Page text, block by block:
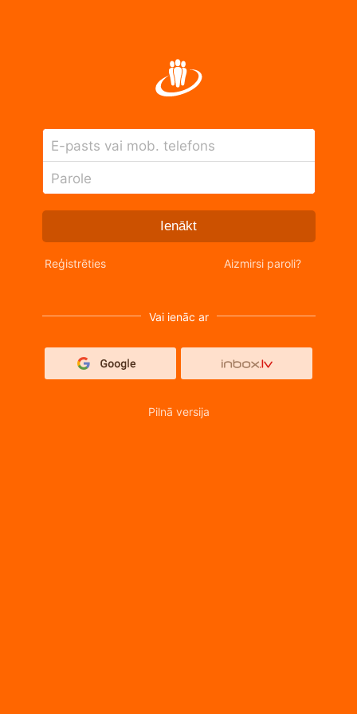
E-pasts vai mob. telefons
Parole
Ienākt
Reģistrēties Aizmirsi paroli?
Vai ienāc ar
Pilnā versija